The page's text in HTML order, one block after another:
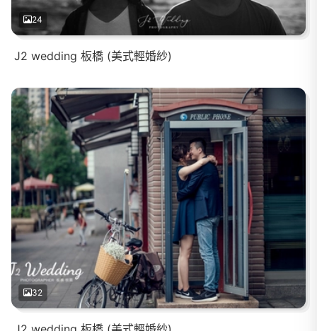
24
J2 wedding 板橋 (美式輕婚紗)
32